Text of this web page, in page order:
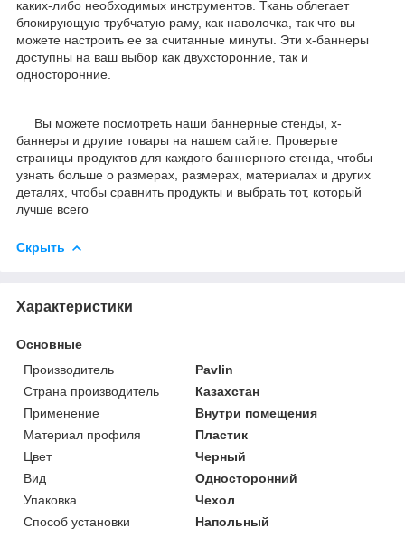
каких-либо необходимых инструментов. Ткань облегает
блокирующую трубчатую раму, как наволочка, так что вы
можете настроить ее за считанные минуты. Эти х-баннеры
доступны на ваш выбор как двухсторонние, так и
односторонние.
Вы можете посмотреть наши баннерные стенды, х-
баннеры и другие товары на нашем сайте. Проверьте
страницы продуктов для каждого баннерного стенда, чтобы
узнать больше о размерах, размерах, материалах и других
деталях, чтобы сравнить продукты и выбрать тот, который
лучше всего
Скрыть
Характеристики
Основные
Производитель
Pavlin
Страна производитель
Казахстан
Применение
Внутри помещения
Материал профиля
Пластик
Цвет
Черный
Вид
Односторонний
Упаковка
Чехол
Способ установки
Напольный